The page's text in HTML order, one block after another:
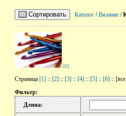
Сортировать Каталог /Вязание /
[1]
Страница [1] :: [2] :: [3] :: [4] :: [5] :: [6] ::
Фильтр:
Длина: